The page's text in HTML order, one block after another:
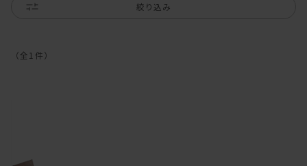
絞り込み
（全 1 件）